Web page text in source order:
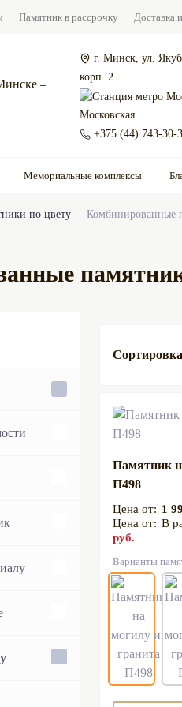
Памятник в рассрочку Доставка
г. Минск, ул.
корп. 2
Московская
+375 (44) 743-30-
Мемориальные комплексы
по цвету Комбинированные
Памятник
П498
1
В
руб.
Варианты